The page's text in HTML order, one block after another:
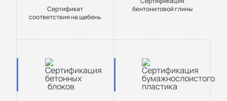
Сертификат
соответствия на щебень
бентонитовой глины